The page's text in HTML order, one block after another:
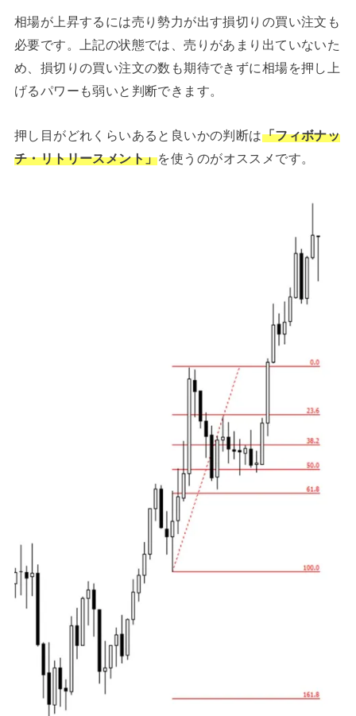
相場が上昇するには売り勢力が出す損切りの買い注文も
必要です。上記の状態では、売りがあまり出ていないた
め、損切りの買い注文の数も期待できずに相場を押し上
げるパワーも弱いと判断できます。
押し目がどれくらいあると良いかの判断は「フィボナッ
チ・リトリースメント」を使うのがオススメです。